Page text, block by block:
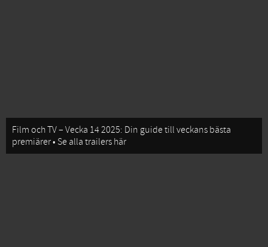
Film och TV – Vecka 14 2025: Din guide till veckans bästa
premiärer • Se alla trailers här